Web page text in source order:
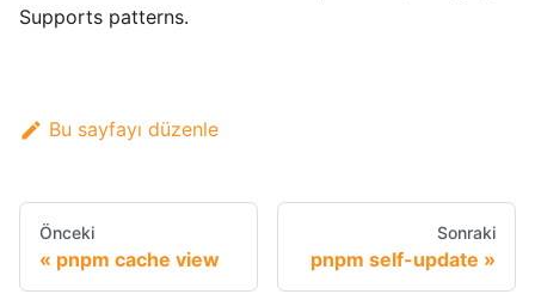
Supports patterns.
Bu sayfayı düzenle
Önceki
pnpm cache view
Sonraki
pnpm self-update